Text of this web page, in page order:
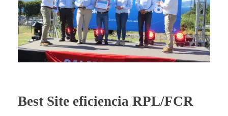
Best Site eficiencia RPL/FCR